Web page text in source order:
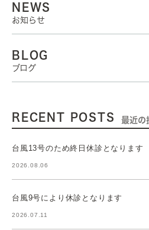
NEWS
お知らせ
BLOG
ブログ
RECENT POSTS 最近の
台風13号のため終日休診となります
2026.08.06
台風9号により休診となります
2026.07.11